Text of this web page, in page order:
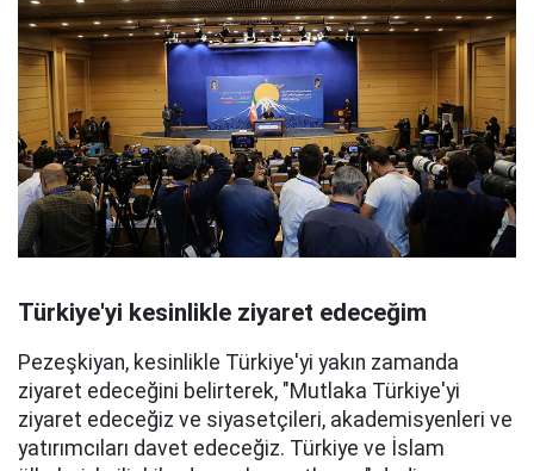
Türkiye'yi kesinlikle ziyaret edeceğim
Pezeşkiyan, kesinlikle Türkiye'yi yakın zamanda
ziyaret edeceğini belirterek, "Mutlaka Türkiye'yi
ziyaret edeceğiz ve siyasetçileri, akademisyenleri ve
yatırımcıları davet edeceğiz. Türkiye ve İslam